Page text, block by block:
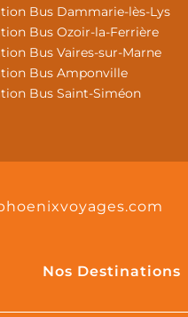
Bus Dammarie-lès-Lys
Bus Ozoir-la-Ferrière
Bus Vaires-sur-Marne
Bus Amponville
Bus Saint-Siméon
Nos Destinations